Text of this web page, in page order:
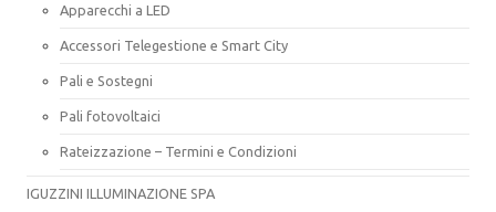
Apparecchi a LED
Accessori Telegestione e Smart City
Pali e Sostegni
Pali fotovoltaici
Rateizzazione – Termini e Condizioni
IGUZZINI ILLUMINAZIONE SPA